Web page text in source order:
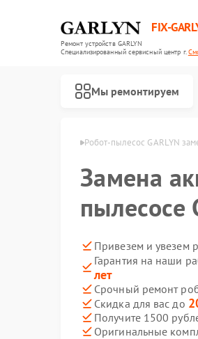
FIX-
Ремонт устройств GARLYN
Специализированный cервисный центр г.
Мы ремонтируем
в Смоленске Робот-пылесос GARLYN
Замена
пылесосе
Привезем и увезем
Гарантия на наши
лет
Срочный ремонт
Скидка для вас до
Получите 1500
Оригинальные